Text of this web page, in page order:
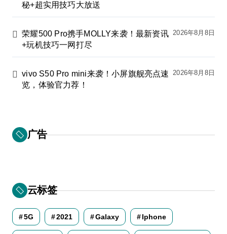
秘+超实用技巧大放送
荣耀500 Pro携手MOLLY来袭！最新资讯
+玩机技巧一网打尽
2026年8月8日
vivo S50 Pro mini来袭！小屏旗舰亮点速
览，体验官力荐！
2026年8月8日
广告
云标签
5G 2021 Galaxy Iphone